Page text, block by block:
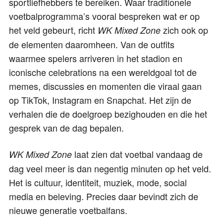
voetbalprogramma’s vooral bespreken wat er op
het veld gebeurt, richt WK Mixed Zone zich ook op
de elementen daaromheen. Van de outfits
waarmee spelers arriveren in het stadion en
iconische celebrations na een wereldgoal tot de
memes, discussies en momenten die viraal gaan
op TikTok, Instagram en Snapchat. Het zijn de
verhalen die de doelgroep bezighouden en die het
gesprek van de dag bepalen.
WK Mixed Zone laat zien dat voetbal vandaag de
dag veel meer is dan negentig minuten op het veld.
Het is cultuur, identiteit, muziek, mode, social
media en beleving. Precies daar bevindt zich de
nieuwe generatie voetbalfans.